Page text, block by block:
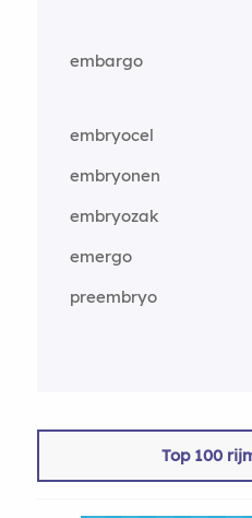
embargo
embryocel
embryonen
embryozak
emergo
preembryo
Top 100